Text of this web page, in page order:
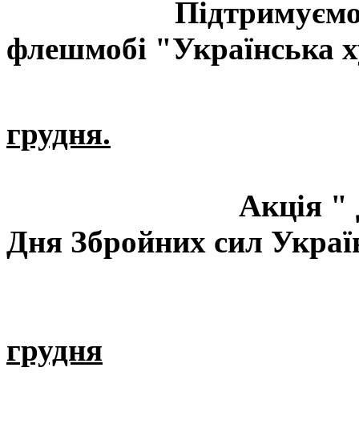
флешмобі "Українська
грудня.
Акція "
Дня Збройних сил
грудня